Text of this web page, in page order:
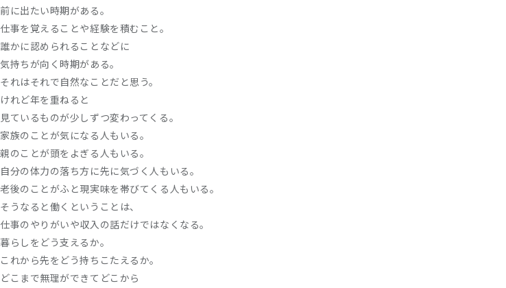
前に出たい時期がある。
仕事を覚えることや経験を積むこと。
誰かに認められることなどに
気持ちが向く時期がある。
それはそれで自然なことだと思う。
けれど年を重ねると
見ているものが少しずつ変わってくる。
家族のことが気になる人もいる。
親のことが頭をよぎる人もいる。
自分の体力の落ち方に先に気づく人もいる。
老後のことがふと現実味を帯びてくる人もいる。
そうなると働くということは、
仕事のやりがいや収入の話だけではなくなる。
暮らしをどう支えるか。
これから先をどう持ちこたえるか。
どこまで無理ができてどこから